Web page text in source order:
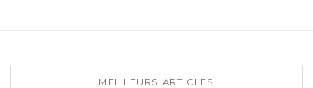
MEILLEURS ARTICLES